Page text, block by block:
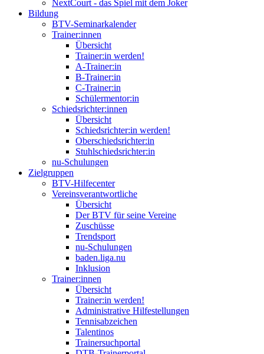
NextCourt - das Spiel mit dem Joker
Bildung
BTV-Seminarkalender
Trainer:innen
Übersicht
Trainer:in werden!
A-Trainer:in
B-Trainer:in
C-Trainer:in
Schülermentor:in
Schiedsrichter:innen
Übersicht
Schiedsrichter:in werden!
Oberschiedsrichter:in
Stuhlschiedsrichter:in
nu-Schulungen
Zielgruppen
BTV-Hilfecenter
Vereinsverantwortliche
Übersicht
Der BTV für seine Vereine
Zuschüsse
Trendsport
nu-Schulungen
baden.liga.nu
Inklusion
Trainer:innen
Übersicht
Trainer:in werden!
Administrative Hilfestellungen
Tennisabzeichen
Talentinos
Trainersuchportal